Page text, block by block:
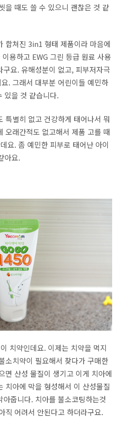
을 때도 쓸 수 있으니 괜찮은 것 같
합쳐진 3in1 형태 제품이라 마음에
용하고 EWG 그린 등급 원료 사용
요. 유해성분이 없고, 피부저자극
. 그래서 대부분 어린이들 예민하
있을 것 같습니다.
특별히 없고 건강하게 태어나서 뭐
오래간적도 없고해서 제품 고를 때
요. 좀 예민한 피부로 태어난 아이
아요.
치약인데요. 이제는 치약을 먹지
소치약이 필요해서 찾다가 구매한
면 산성 물질이 생기고 이게 치아에
치아에 막을 형성해서 이 산성물질
줍니다. 치아를 불소코팅하는것
직 어려서 안된다고 하더라구요.